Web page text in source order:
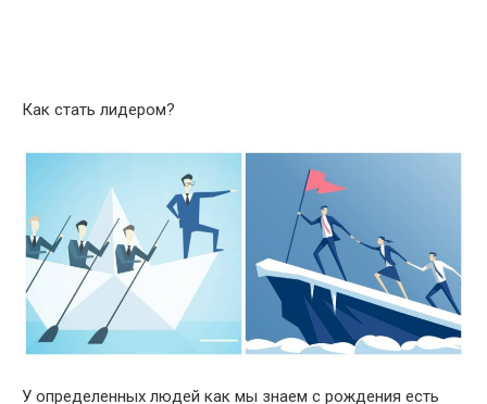
Как стать лидером?
У определенных людей как мы знаем с рождения есть